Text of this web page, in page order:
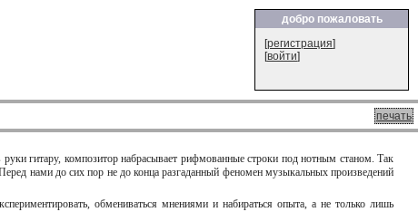
добро пожаловать
[регистрация]
[войти]
печать
гитару, композитор набрасывает рифмованные строки под нотным станом. Так
нами до сих пор не до конца разгаданный феномен музыкальных произведений
обмениваться мнениями и набираться опыта, а не только лишь